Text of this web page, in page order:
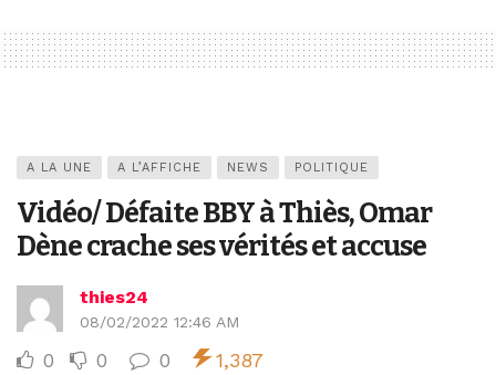
A LA UNE A L’AFFICHE NEWS POLITIQUE
Vidéo/ Défaite BBY à Thiès, Omar
Dène crache ses vérités et accuse
thies24
08/02/2022 12:46 AM
0 0 0 1,387